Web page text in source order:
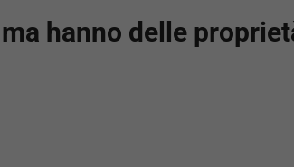
hanno delle